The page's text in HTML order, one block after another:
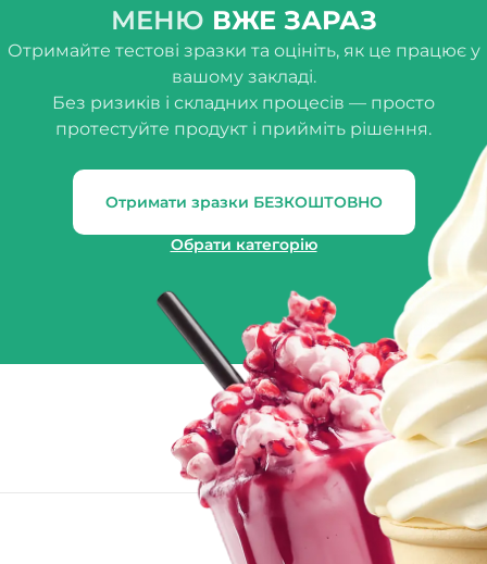
МЕНЮ ВЖЕ ЗАРАЗ
Отримайте тестові зразки та оцініть, як це працює у
вашому закладі.
Без ризиків і складних процесів — просто
протестуйте продукт і прийміть рішення.
Отримати зразки БЕЗКОШТОВНО
Обрати категорію